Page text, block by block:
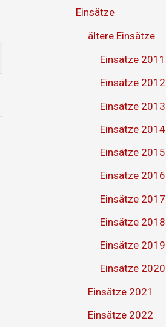
Einsätze
ältere Einsätze
Einsätze 2011
Einsätze 2012
Einsätze 2013
Einsätze 2014
Einsätze 2015
Einsätze 2016
Einsätze 2017
Einsätze 2018
Einsätze 2019
Einsätze 2020
Einsätze 2021
Einsätze 2022